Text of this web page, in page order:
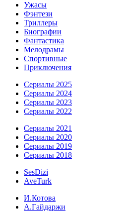
Ужасы
Фэнтези
Триллеры
Биографии
Фантастика
Мелодрамы
Спортивные
Приключения
Сериалы 2025
Сериалы 2024
Сериалы 2023
Сериалы 2022
Сериалы 2021
Сериалы 2020
Сериалы 2019
Сериалы 2018
SesDizi
AveTurk
И.Котова
А.Гайдаржи